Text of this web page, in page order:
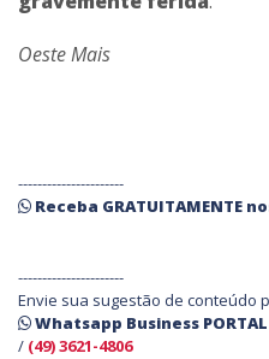
Oeste Mais
----------------------
Receba GRATUITAMENTE
----------------------
Envie sua sugestão de conteúdo
Whatsapp Business
/ (49) 3621-4806